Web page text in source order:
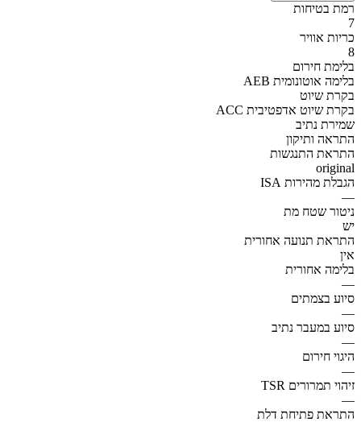
רמת בטיחות
7
כריות אוויר
8
בלימת חירום
AEB בלימה אוטונומית
בקרת שיוט
ACC בקרת שיוט אדפטיבית
שמירת נתיב
התראה ותיקון
התראת התנגשות
original
הגבלת מהירות ISA
—
ניטור שטח מת
יש
התראת תנועה אחורית
אין
בלימה אחורית
—
סיוע בצמתים
—
סיוע במעבר נתיב
—
היגוי חירום
—
זיהוי תמרורים TSR
—
התראת פתיחת דלת